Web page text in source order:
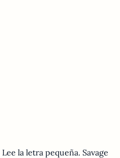
Lee la letra pequeña. Savage